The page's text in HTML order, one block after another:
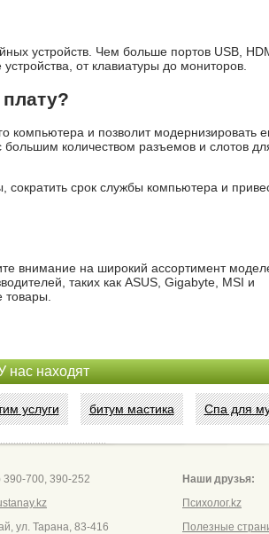
устройств. Чем больше портов USB,
от клавиатуры до мониторов.
компьютера и позволит модернизировать
количеством разъемов и слотов
срок службы компьютера и
внимание на широкий ассортимент
таких как ASUS, Gigabyte, MSI и
нас находят
услуги битум мастика Спа для
390-700, 390-252
ул. Тарана, 83-416
Наши друзья:
Психолог.kz
Полезные